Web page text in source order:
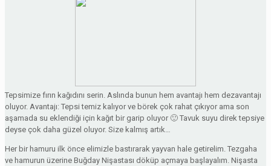
Tepsimize fırın kağıdını serin. Aslında bunun hem avantajı hem dezavantajı
oluyor. Avantajı: Tepsi temiz kalıyor ve börek çok rahat çıkıyor ama son
aşamada su eklendiği için kağıt bir garip oluyor 🙂 Tavuk suyu direk tepsiye
deyse çok daha güzel oluyor. Size kalmış artık…
Her bir hamuru ilk önce elimizle bastırarak yayvan hale getirelim. Tezgaha
ve hamurun üzerine Buğday Nişastası döküp açmaya başlayalım. Nişasta